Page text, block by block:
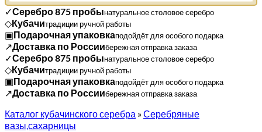
✓Серебро 875 пробынатуральное столовое серебро
◇Кубачитрадиции ручной работы
▣Подарочная упаковкаподойдёт для особого подарка
↗Доставка по Россиибережная отправка заказа
✓Серебро 875 пробынатуральное столовое серебро
◇Кубачитрадиции ручной работы
▣Подарочная упаковкаподойдёт для особого подарка
↗Доставка по Россиибережная отправка заказа
Каталог кубачинского серебра »Серебряные
вазы,сахарницы